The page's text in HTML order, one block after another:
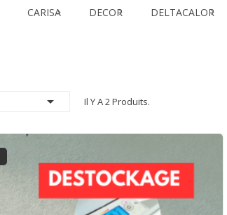
CARISA DECOR DELTACALOR
 Il Y A 2 Produits.